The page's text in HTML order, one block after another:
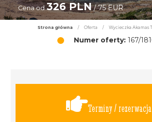
Cena od 326 PLN/ 75 EUR
Strona główna / Oferta / Wycieczka Akamas
Numer oferty:167/
Terminy / rezerwacja